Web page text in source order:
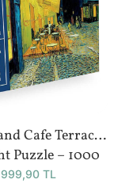
Cafe Terrace
Puzzle – 1000
Parça
999,90 TL